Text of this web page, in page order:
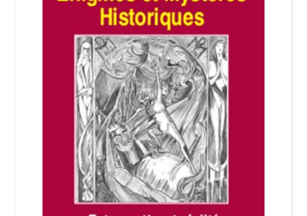
Login Customizer
Nous Contacter
Politique de confidentialité et cookies
Qui sommes-nous ?
Soutien à Philippe Randa
Suivi de la Commande